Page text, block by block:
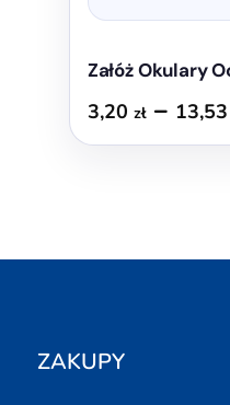
Załóż Okulary
3,20 zł – 13,53
ZAKUPY